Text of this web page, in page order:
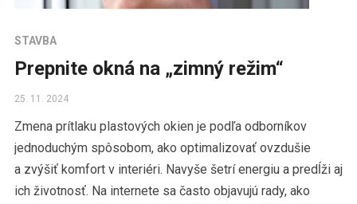
STAVBA
Prepnite okná na „zimný režim“
25. 11. 2024
Zmena prítlaku plastových okien je podľa odborníkov
jednoduchým spôsobom, ako optimalizovať ovzdušie
a zvýšiť komfort v interiéri. Navyše šetrí energiu a predĺži aj
ich životnosť. Na internete sa často objavujú rady, ako